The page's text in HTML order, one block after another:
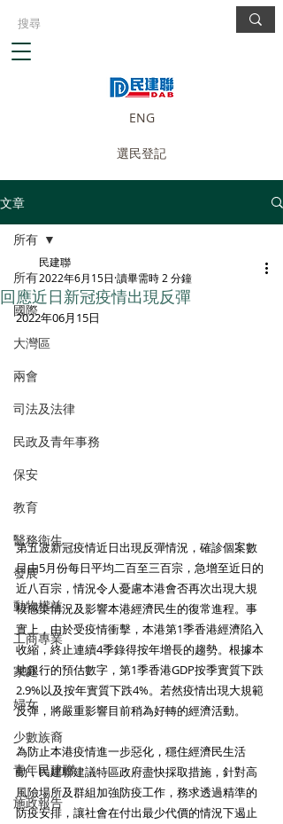
ENG
選民登記
文章
所有
國際
大灣區
兩會
司法及法律
民政及青年事務
保安
教育
醫務衛生
發展
動物權益
工商專業
家庭
婦女
少數族裔
青年民建聯
施政報告
所有
回應近日新冠疫情出現反彈
民建聯
2022年6月15日 讀畢需時 2 分鐘
2022年06月15日
第五波新冠疫情近日出現反彈情況，確診個案數
目由5月份每日平均二百至三百宗，急增至近日的
近八百宗，情況令人憂慮本港會否再次出現大規
模感染情況及影響本港經濟民生的復常進程。事
實上，由於受疫情衝擊，本港第1季香港經濟陷入
收縮，終止連續4季錄得按年增長的趨勢。根據本
地銀行的預估數字，第1季香港GDP按季實質下跌
2.9%以及按年實質下跌4%。若然疫情出現大規範
反彈，將嚴重影響目前稍為好轉的經濟活動。
為防止本港疫情進一步惡化，穩住經濟民生活
動，民建聯建議特區政府盡快採取措施，針對高
風險場所及群組加強防疫工作，務求透過精準的
防疫安排，讓社會在付出最少代價的情況下遏止